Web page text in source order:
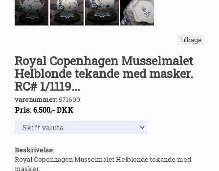
Tilbage
Royal Copenhagen Musselmalet
Helblonde tekande med masker.
RC# 1/1119...
varenummer: 571600
Pris: 6.500,- DKK
Beskrivelse:
Royal Copenhagen Musselmalet Helblonde tekande med
masker.